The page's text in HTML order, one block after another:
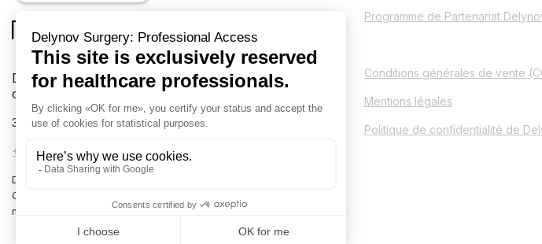
Delynov Chirurgie votre fournisseur exclusif en
chirurgie
31 rue Boulay de la Meurthe 88000 EPINAL France
+33 (0)3 72 54 02 57-info@delynov.fr
Dispositifs médicaux à destination des professionnels de la santé.
Classe I, II et III. Lire attentivement les instructions figurant dans les
notices et manuels d’utilisation.
Programme de Partenariat
Conditions générales de vente
Mentions légales
Politique de confidentialité de